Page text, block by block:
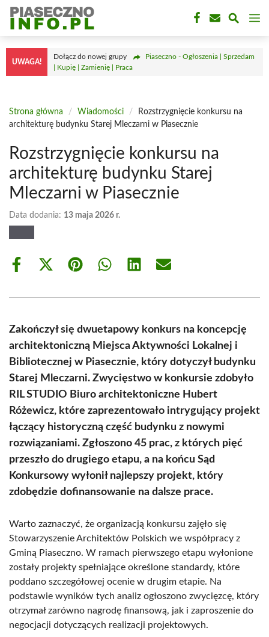
Przejdź
treści
UWAGA!
Dołącz do nowej grupy
Piaseczno - Ogłoszenia | Sprzedam
| Kupię | Zamienię | Praca
Strona główna / Wiadomości /
Rozstrzygnięcie konkursu na
architekturę budynku Starej Mleczarni w Piasecznie
Rozstrzygnięcie konkursu na
architekturę budynku Starej
Mleczarni w Piasecznie
Data dodania: 13 maja 2026 r.
Share
Share
(Twitter)
Share Share Share Share
Zakończył się dwuetapowy konkurs na koncepcję
architektoniczną Miejsca Aktywności Lokalnej i
Bibliotecznej w Piasecznie, który dotyczył budynku
Starej Mleczarni. Zwycięstwo w konkursie zdobyło
RIL STUDIO Biuro architektoniczne Hubert
Różewicz, które zaprezentowało intrygujący projekt
łączący historyczną część budynku z nowymi
rozwiązaniami. Zgłoszono 45 prac, z których pięć
przeszło do drugiego etapu, a na końcu Sąd
Konkursowy wyłonił najlepszy projekt, który
zdobędzie dofinansowanie na dalsze prace.
Warto zaznaczyć, że organizacją konkursu zajęło się
Stowarzyszenie Architektów Polskich we współpracy z
Gminą Piaseczno. W ramach pierwszego etapu wyłonione
zostały projekty spełniające określone standardy, które
poddano szczegółowej ocenie w drugim etapie. Na
podstawie wyników tych analiz ogłoszono zwycięzcę, który
otrzymał zarówno nagrodę finansową, jak i zaproszenie do
negocjacji dotyczących realizacji projektowych.